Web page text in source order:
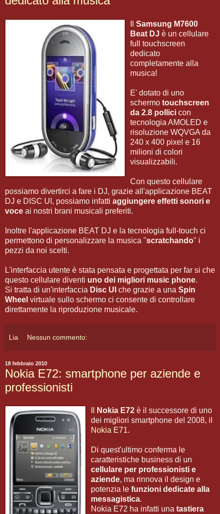
Samsung M7600
Beat DJ è un cellulare
full touchscreen
dedicato
completamente alla
musica!
E' dotato di uno
schermo touchscreen
da 2.8 pollici con
tecnologia AMOLED e
risoluzione WQVGA da
240 x 400 pixel e 16
milioni di colori
visualizzabili.
Con questo cellulare
possiamo divertirci a fare i DJ, grazie all'applicazione BEAT
DJ e DISC UI, possiamo infatti aggiungere effetti sonori e
voce ai nostri brani musicali preferiti.
Inoltre l'applicazione BEAT DJ e la tecnologia full-touch ci
permettono di personalizzare la musica "scratchando" i
pezzi da noi scelti.
L'interfaccia utente è stata pensata e progettata per far si che
questo cellulare diventi uno dei migliori music phone.
Si tratta di un'interfaccia Disc UI che grazie a una Spin
Wheel virtuale sullo schermo ci consente di controllare
direttamente la riproduzione musicale.
Lia Nessun commento:
18 febbraio 2010
Nokia E72: smartphone per aziende e
professionisti
Nokia E72 è il successore di uno
dei migliori smartphone del 2008, il
Nokia E71.
Di quest'ultimo conferma le
caratteristiche business di un
cellulare per professionisti e
aziende, ma rinnova il design e
potenzia le funzioni dedicate alla
messagistica.
Nokia E72 ha infatti una tastiera